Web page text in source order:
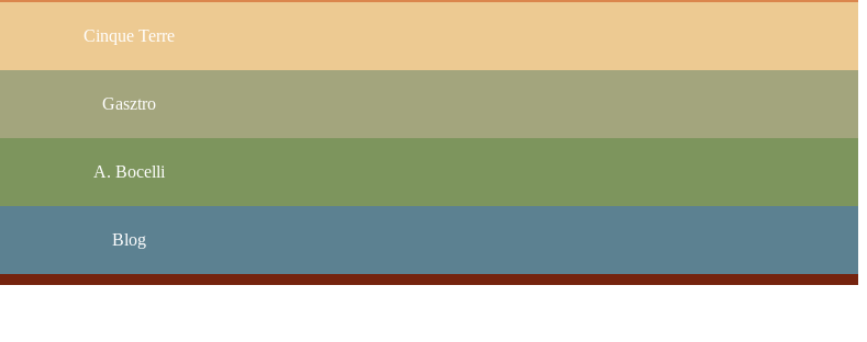
Cinque Terre
Gasztro
A. Bocelli
Blog